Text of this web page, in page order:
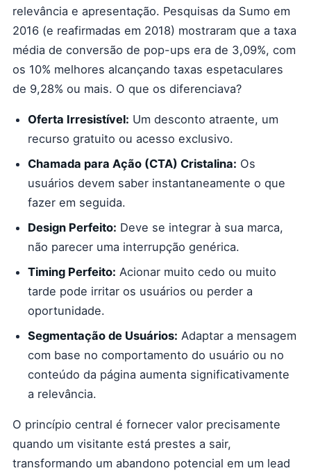
relevância e apresentação. Pesquisas da Sumo em
2016 (e reafirmadas em 2018) mostraram que a taxa
média de conversão de pop-ups era de 3,09%, com
os 10% melhores alcançando taxas espetaculares
de 9,28% ou mais. O que os diferenciava?
Oferta Irresistível: Um desconto atraente, um
recurso gratuito ou acesso exclusivo.
Chamada para Ação (CTA) Cristalina: Os
usuários devem saber instantaneamente o que
fazer em seguida.
Design Perfeito: Deve se integrar à sua marca,
não parecer uma interrupção genérica.
Timing Perfeito: Acionar muito cedo ou muito
tarde pode irritar os usuários ou perder a
oportunidade.
Segmentação de Usuários: Adaptar a mensagem
com base no comportamento do usuário ou no
conteúdo da página aumenta significativamente
a relevância.
O princípio central é fornecer valor precisamente
quando um visitante está prestes a sair,
transformando um abandono potencial em um lead